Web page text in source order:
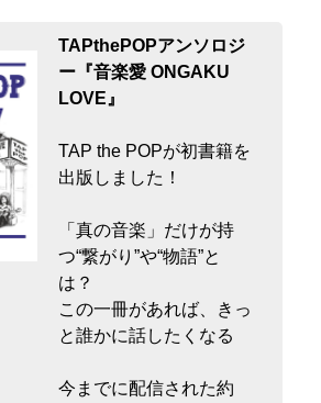
TAPthePOPアンソロジ
ー『音楽愛 ONGAKU
LOVE』
TAP the POPが初書籍を
出版しました！
「真の音楽」だけが持
つ“繋がり”や“物語”と
は？
この一冊があれば、きっ
と誰かに話したくなる
今までに配信された約